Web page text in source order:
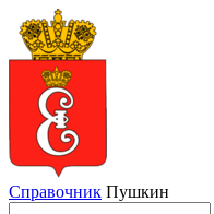
Справочник Пушкин